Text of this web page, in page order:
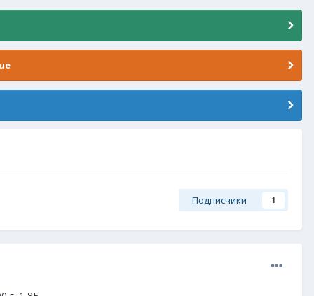
Подписчики 1